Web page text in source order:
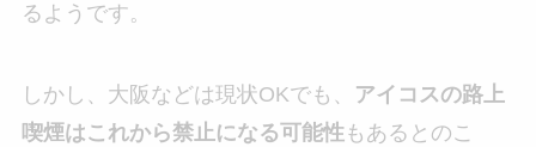
るようです。
しかし、大阪などは現状OKでも、
アイコスの路上
喫煙はこれから禁止になる可能性もあるとのこ